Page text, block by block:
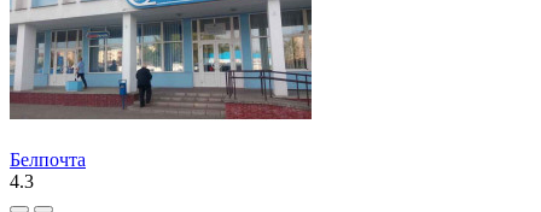
Белпочта
4.3